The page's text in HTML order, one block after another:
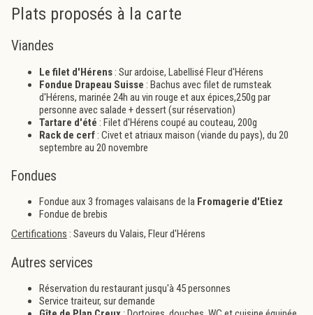
Plats proposés à la carte
Viandes
Le filet d'Hérens : Sur ardoise, Labellisé Fleur d'Hérens
Fondue Drapeau Suisse : Bachus avec filet de rumsteak
d'Hérens, marinée 24h au vin rouge et aux épices,250g par
personne avec salade + dessert (sur réservation)
Tartare d'été : Filet d'Hérens coupé au couteau, 200g
Rack de cerf : Civet et atriaux maison (viande du pays), du 20
septembre au 20 novembre
Fondues
Fondue aux 3 fromages valaisans de la Fromagerie d'Etiez
Fondue de brebis
Certifications : Saveurs du Valais, Fleur d'Hérens
Autres services
Réservation du restaurant jusqu'à 45 personnes
Service traiteur, sur demande